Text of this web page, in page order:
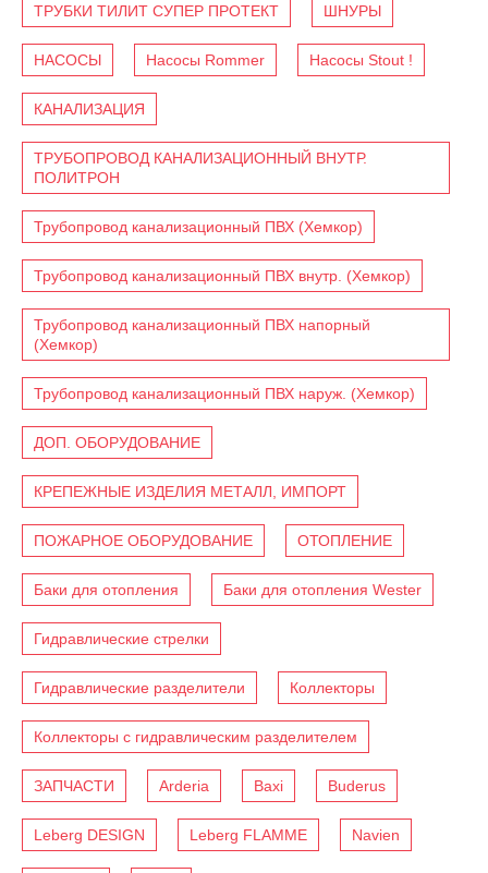
ТРУБКИ ТИЛИТ СУПЕР ПРОТЕКТ ШНУРЫ
НАСОСЫ Насосы Rommer Насосы Stout !
КАНАЛИЗАЦИЯ
ТРУБОПРОВОД КАНАЛИЗАЦИОННЫЙ ВНУТР.
ПОЛИТРОН
Трубопровод канализационный ПВХ (Хемкор)
Трубопровод канализационный ПВХ внутр. (Хемкор)
Трубопровод канализационный ПВХ напорный
(Хемкор)
Трубопровод канализационный ПВХ наруж. (Хемкор)
ДОП. ОБОРУДОВАНИЕ
КРЕПЕЖНЫЕ ИЗДЕЛИЯ МЕТАЛЛ, ИМПОРТ
ПОЖАРНОЕ ОБОРУДОВАНИЕ ОТОПЛЕНИЕ
Баки для отопления Баки для отопления Wester
Гидравлические стрелки
Гидравлические разделители Коллекторы
Коллекторы с гидравлическим разделителем
ЗАПЧАСТИ Arderia Baxi Buderus
Leberg DESIGN Leberg FLAMME Navien